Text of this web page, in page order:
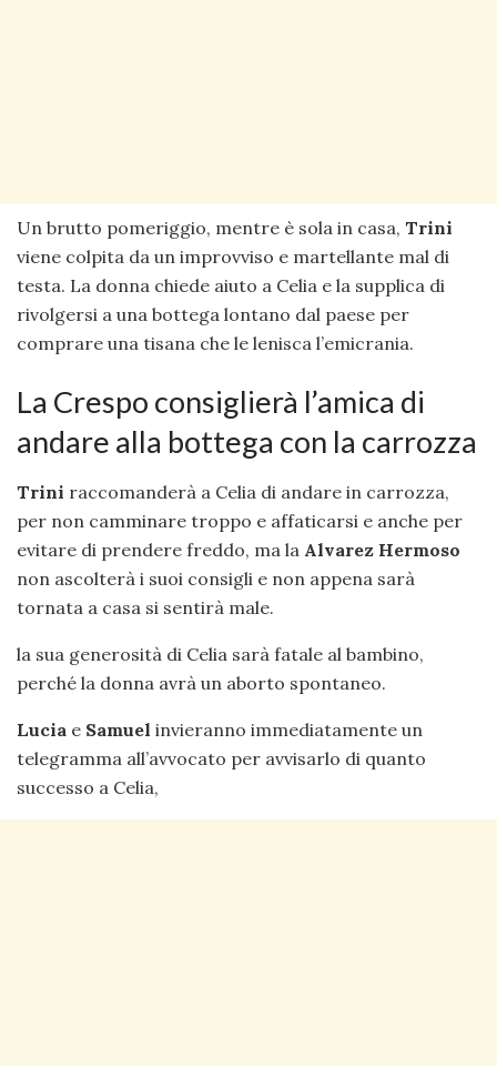
Un brutto pomeriggio, mentre è sola in casa, Trini
viene colpita da un improvviso e martellante mal di
testa. La donna chiede aiuto a Celia e la supplica di
rivolgersi a una bottega lontano dal paese per
comprare una tisana che le lenisca l’emicrania.
La Crespo consiglierà l’amica di
andare alla bottega con la carrozza
Trini raccomanderà a Celia di andare in carrozza,
per non camminare troppo e affaticarsi e anche per
evitare di prendere freddo, ma la Alvarez Hermoso
non ascolterà i suoi consigli e non appena sarà
tornata a casa si sentirà male.
la sua generosità di Celia sarà fatale al bambino,
perché la donna avrà un aborto spontaneo.
Lucia e Samuel invieranno immediatamente un
telegramma all’avvocato per avvisarlo di quanto
successo a Celia,